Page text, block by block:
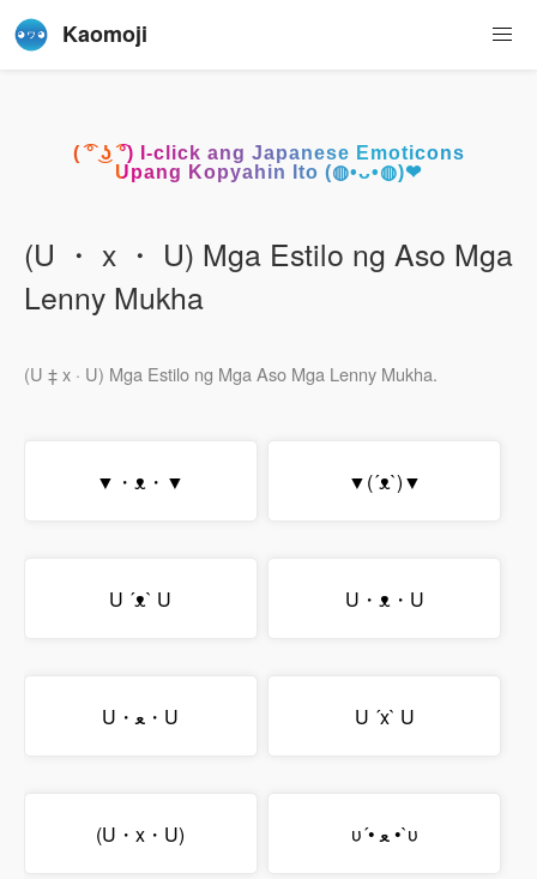
Kaomoji
( ͡° ͜ʖ ͡°) I-click ang Japanese Emoticons
Upang Kopyahin Ito (◍•ᴗ•◍)❤
(U ・ x ・ U) Mga Estilo ng Aso Mga
Lenny Mukha
(U ‡ x · U) Mga Estilo ng Mga Aso Mga Lenny Mukha.
▼・ᴥ・▼ ▼(´ᴥ`)▼
U ´ᴥ` U U・ᴥ・U
U・ﻌ・U U ´x` U
(U・x・U) υ´• ﻌ •`υ